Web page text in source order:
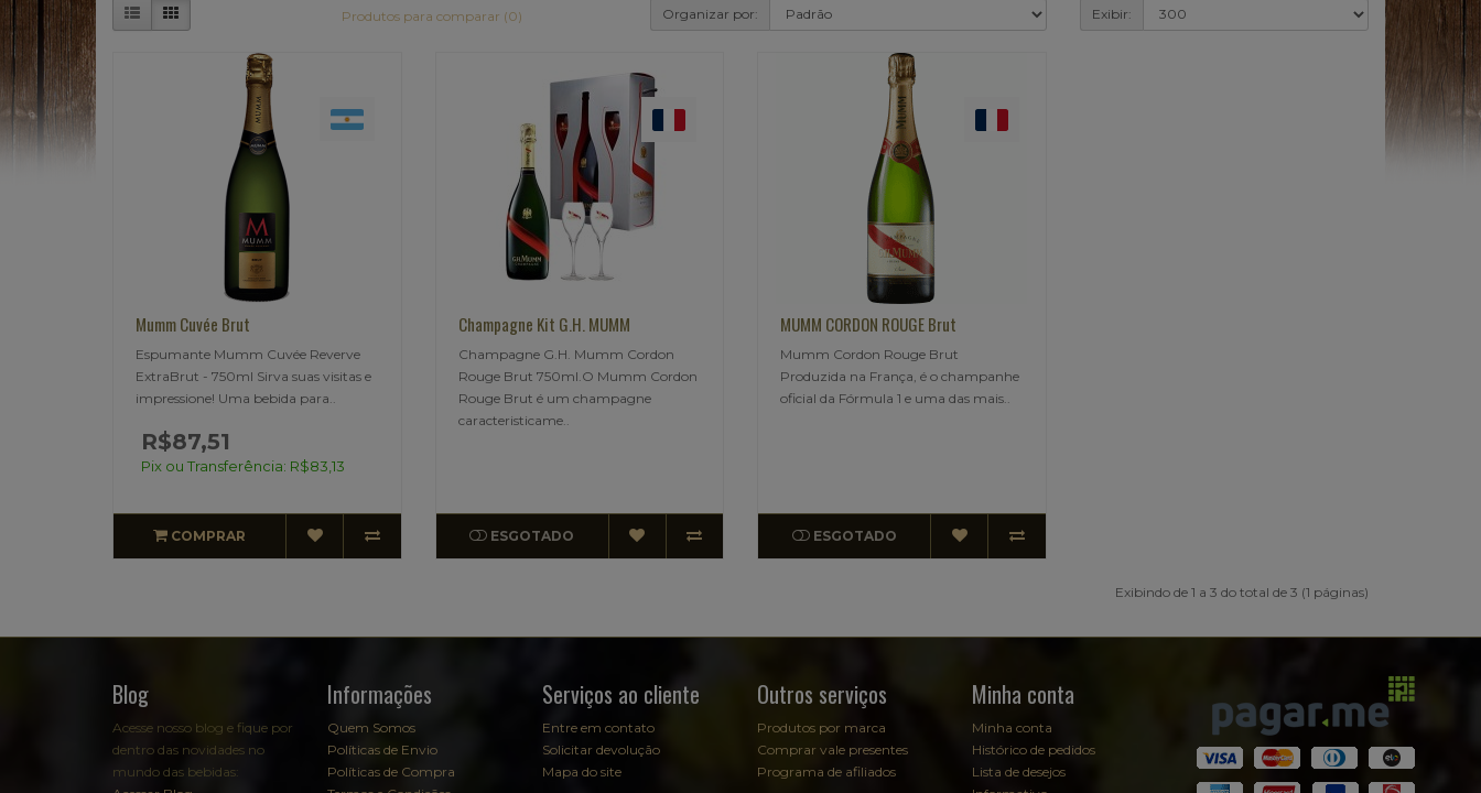
Produtos para comparar (0) Organizar por: Exibir:
Mumm Cuvée Brut
Espumante Mumm Cuvée Reverve
ExtraBrut - 750ml Sirva suas visitas e
impressione! Uma bebida para..
R$87,51
Pix ou Transferência: R$83,13
COMPRAR
Champagne Kit G.H. MUMM
Champagne G.H. Mumm Cordon
Rouge Brut 750ml.O Mumm Cordon
Rouge Brut é um champagne
caracteristicame..
ESGOTADO
MUMM CORDON ROUGE Brut
Mumm Cordon Rouge Brut
Produzida na França, é o champanhe
oficial da Fórmula 1 e uma das mais..
ESGOTADO
Exibindo de 1 a 3 do total de 3 (1 páginas)
Blog
Acesse nosso blog e fique por
dentro das novidades no
mundo das bebidas:
Informações
Quem Somos
Políticas de Envio
Políticas de Compra
Serviços ao cliente
Entre em contato
Solicitar devolução
Mapa do site
Outros serviços
Produtos por marca
Comprar vale presentes
Programa de afiliados
Minha conta
Minha conta
Histórico de pedidos
Lista de desejos